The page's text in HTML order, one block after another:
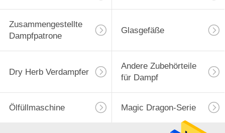
Zusammengestellte
Dampfpatrone
Glasgefäße
Dry Herb Verdampfer
Andere Zubehörteile
für Dampf
Ölfüllmaschine Magic Dragon-Serie